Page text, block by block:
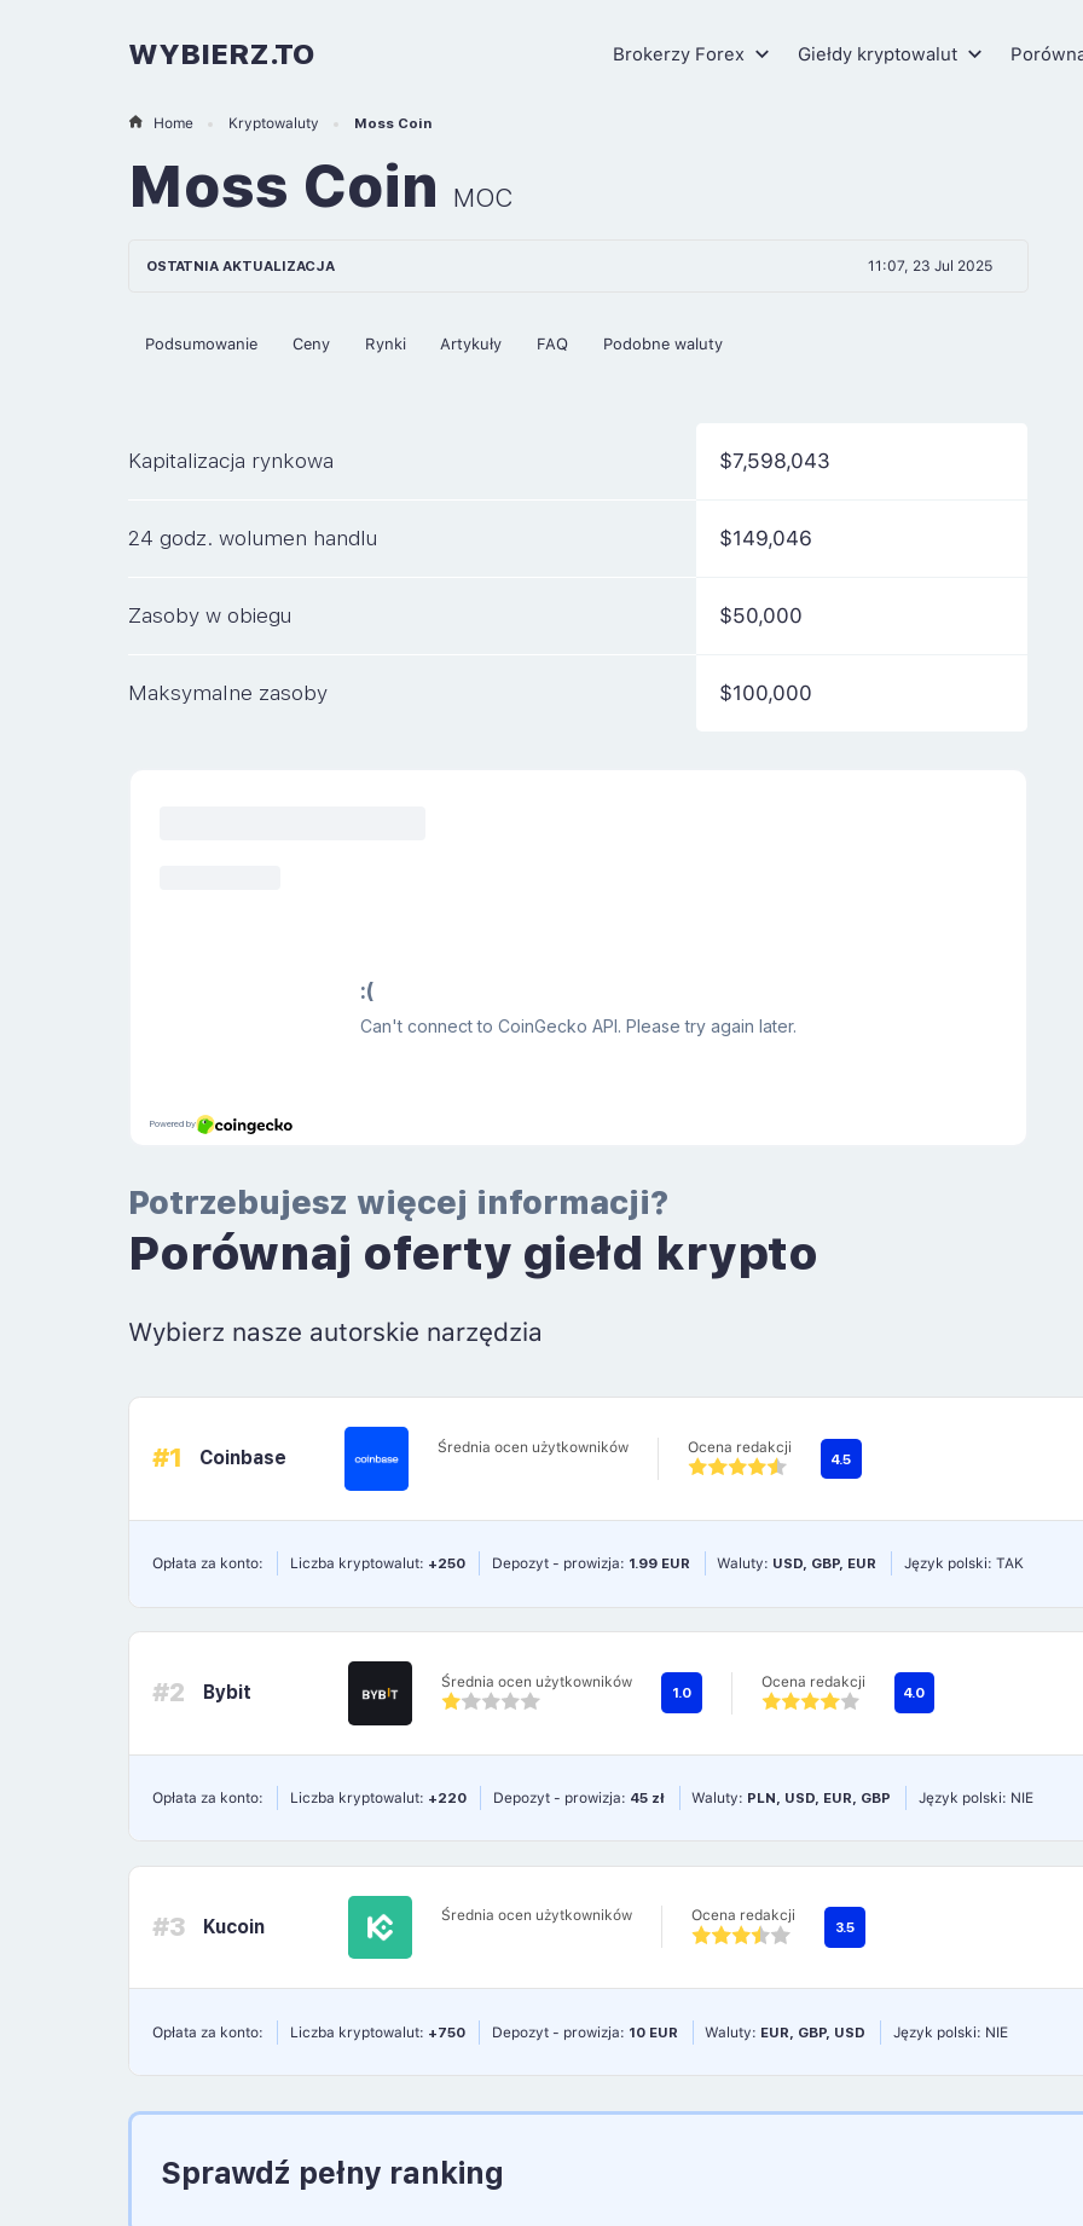
WYBIERZ.TO Brokerzy Forex Giełdy kryptowalut
Home Kryptowaluty Moss Coin
Moss Coin MOC
OSTATNIA AKTUALIZACJA 11:07, 23 Jul 2025
Podsumowanie Ceny Rynki Artykuły FAQ Podobne waluty
Kapitalizacja rynkowa $7,598,043
24 godz. wolumen handlu $149,046
Zasoby w obiegu $50,000
Maksymalne zasoby $100,000
Potrzebujesz więcej informacji?
Porównaj oferty giełd krypto
Wybierz nasze autorskie narzędzia
#1 Coinbase Średnia ocen użytkowników Ocena redakcji
4.5
Opłata za konto: Liczba kryptowalut: +250 Depozyt - prowizja: 1.99 EUR Waluty: USD, GBP, EUR Język polski: TAK
#2 Bybit Średnia ocen użytkowników
1.0
Ocena redakcji
4.0
Opłata za konto: Liczba kryptowalut: +220 Depozyt - prowizja: 45 zł Waluty: PLN, USD, EUR, GBP Język polski: NIE
#3 Kucoin Średnia ocen użytkowników Ocena redakcji
3.5
Opłata za konto: Liczba kryptowalut: +750 Depozyt - prowizja: 10 EUR Waluty: EUR, GBP, USD Język polski: NIE
Sprawdź pełny ranking